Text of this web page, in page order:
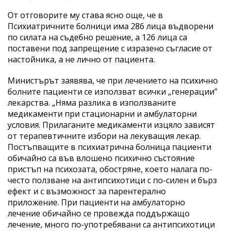
От отговорите му става ясно още, че в
Психиатричните болници има 286 лица въдворени
по силата на съдебно решение, а 126 лица са
поставени под запрещение с изразено съгласие от
настойника, а не лично от пациента.
Министърът заявява, че при лечението на психично
болните пациенти се използват всички „генерации”
лекарства. „Няма разлика в използваните
медикаменти при стационарни и амбулаторни
условия. Прилаганите медикаменти изцяло зависят
от терапевтичните избори на лекуващия лекар.
Постъпващите в психиатрична болница пациенти
обичайно са във влошено психично състояние
пристъп на психозата, обостряне, което налага по-
често ползване на антипсихотици с по-силен и бърз
ефект и с възможност за парентерално
приложение. При пациенти на амбулаторно
лечение обичайно се провежда поддържащо
лечение, много по-употребявани са антипсихотици